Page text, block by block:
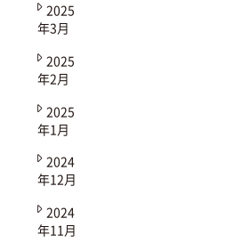
2025
年3月
2025
年2月
2025
年1月
2024
年12月
2024
年11月